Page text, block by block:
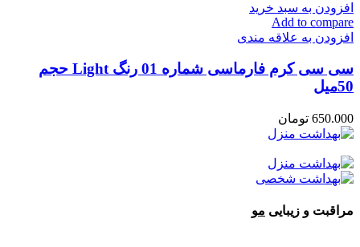
افزودن به سبد خرید
Add to compare
افزودن به علاقه مندی
سی سی کرم فارماسی شماره 01 رنگ Light حجم
50میل
650.000 تومان
مراقبت و زیبایی مو